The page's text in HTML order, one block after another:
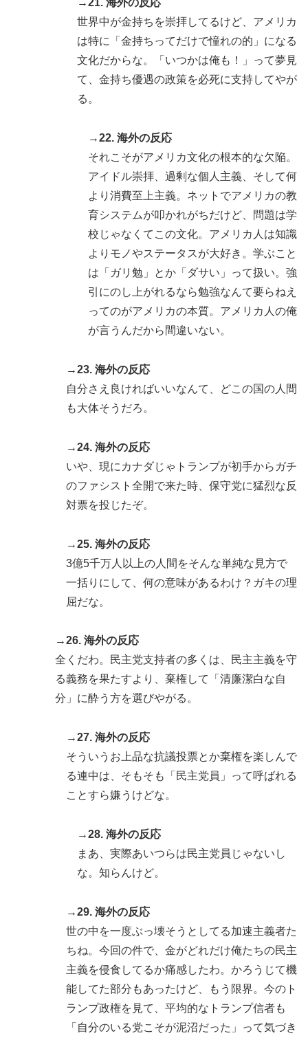
→21. 海外の反応
世界中が金持ちを崇拝してるけど、アメリカ
は特に「金持ちってだけで憧れの的」になる
文化だからな。「いつかは俺も！」って夢見
て、金持ち優遇の政策を必死に支持してやが
る。
→22. 海外の反応
それこそがアメリカ文化の根本的な欠陥。
アイドル崇拝、過剰な個人主義、そして何
より消費至上主義。ネットでアメリカの教
育システムが叩かれがちだけど、問題は学
校じゃなくてこの文化。アメリカ人は知識
よりモノやステータスが大好き。学ぶこと
は「ガリ勉」とか「ダサい」って扱い。強
引にのし上がれるなら勉強なんて要らねえ
ってのがアメリカの本質。アメリカ人の俺
が言うんだから間違いない。
→23. 海外の反応
自分さえ良ければいいなんて、どこの国の人間
も大体そうだろ。
→24. 海外の反応
いや、現にカナダじゃトランプが初手からガチ
のファシスト全開で来た時、保守党に猛烈な反
対票を投じたぞ。
→25. 海外の反応
3億5千万人以上の人間をそんな単純な見方で
一括りにして、何の意味があるわけ？ガキの理
屈だな。
→26. 海外の反応
全くだわ。民主党支持者の多くは、民主主義を守
る義務を果たすより、棄権して「清廉潔白な自
分」に酔う方を選びやがる。
→27. 海外の反応
そういうお上品な抗議投票とか棄権を楽しんで
る連中は、そもそも「民主党員」って呼ばれる
ことすら嫌うけどな。
→28. 海外の反応
まあ、実際あいつらは民主党員じゃないし
な。知らんけど。
→29. 海外の反応
世の中を一度ぶっ壊そうとしてる加速主義者た
ちね。今回の件で、金がどれだけ俺たちの民主
主義を侵食してるか痛感したわ。かろうじて機
能してた部分もあったけど、もう限界。今のト
ランプ政権を見て、平均的なトランプ信者も
「自分のいる党こそが泥沼だった」って気づき